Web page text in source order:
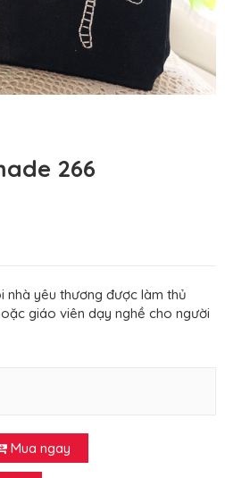
266
nhà yêu thương được làm thủ
giáo viên dạy nghề cho người
Mua ngay